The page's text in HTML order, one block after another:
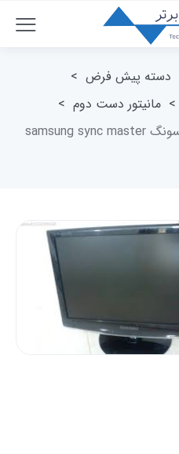
دسته پیش فرض >
> مانیتور دست دوم >
مانیتور 19 اینچ دست دوم سامسونگ samsung sync master